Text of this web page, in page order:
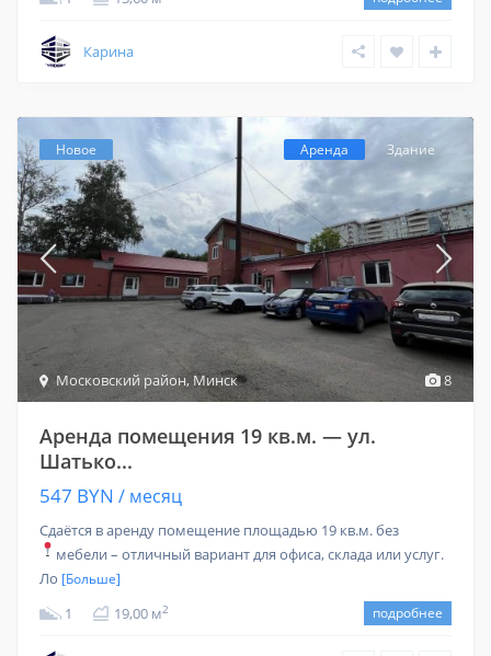
Карина
8
Московский район, Минск
Новое Аренда Здание
Аренда помещения 19 кв.м. — ул.
Шатько...
547 BYN / месяц
Сдаётся в аренду помещение площадью 19 кв.м. без
мебели – отличный вариант для офиса, склада или услуг.
Ло [Больше]
1 19,00 м2 подробнее